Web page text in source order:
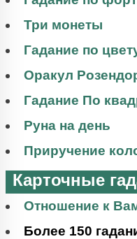
Три монеты
Гадание по
Оракул
Гадание По
Руна на день
Приручение
Карточные
Отношение к
Более 150